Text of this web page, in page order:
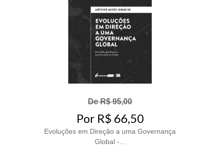
De R$ 95,00
Por R$ 66,50
Evoluções em Direção a uma Governança
Global -...